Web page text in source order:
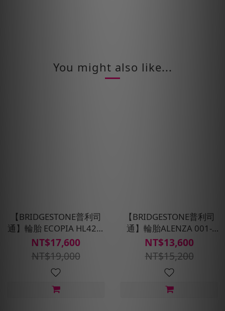
You might also like...
【BRIDGESTONE普利司
通】輪胎 ECOPIA HL422-
225/55R17_四入組(含安裝
定位平衡)
NT$17,600
NT$19,000
【BRIDGESTONE普利司
通】輪胎ALENZA 001-
215/60R17_四入組(含安裝
定位平衡)
NT$13,600
NT$15,200